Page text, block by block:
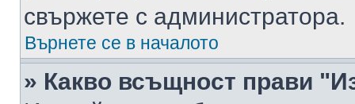
свържете с администратора.
Върнете се в началото
» Какво всъщност прави